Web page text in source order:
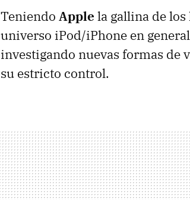
Teniendo Apple la gallina de
universo iPod/iPhone en
investigando nuevas formas de
su estricto control.